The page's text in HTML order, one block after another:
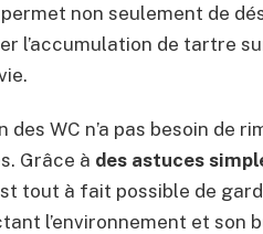
non seulement de
l’accumulation de tartre
des WC n’a pas besoin de
Grâce à des astuces
tout à fait possible de
l’environnement et son